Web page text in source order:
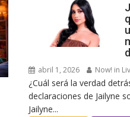
abril 1, 2026 Now! in
¿Cuál será la verdad
declaraciones de Jailyne
Jailyne...